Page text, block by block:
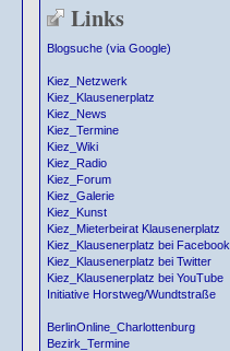
Links
Blogsuche (via Google)
Kiez_Netzwerk
Kiez_Klausenerplatz
Kiez_News
Kiez_Termine
Kiez_Wiki
Kiez_Radio
Kiez_Forum
Kiez_Galerie
Kiez_Kunst
Kiez_Mieterbeirat Klausenerplatz
Kiez_Klausenerplatz bei Facebook
Kiez_Klausenerplatz bei Twitter
Kiez_Klausenerplatz bei YouTube
Initiative Horstweg/Wundtstraße
BerlinOnline_Charlottenburg
Bezirk_Termine